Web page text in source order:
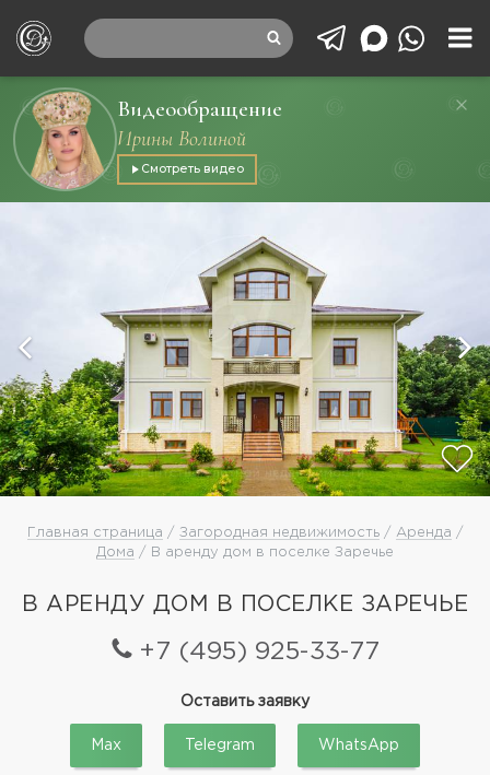
Видеообращение
Ирины Волиной
Смотреть видео
Главная страница / Загородная недвижимость/ Аренда /
Дома / В аренду дом в поселке Заречье
В АРЕНДУ ДОМ В ПОСЕЛКЕ ЗАРЕЧЬЕ
+7 (495) 925-33-77
Оставить заявку
Max Telegram WhatsApp